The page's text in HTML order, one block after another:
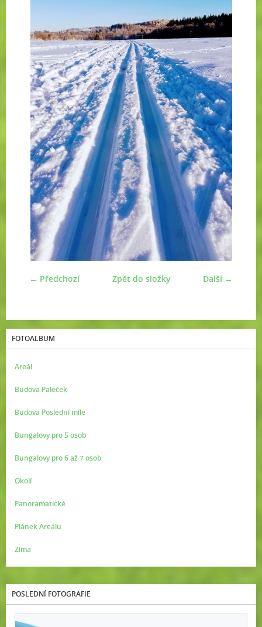
← Předchozí Další →
Zpět do složky
FOTOALBUM
Areál
Budova Paleček
Budova Poslední míle
Bungalovy pro 5 osob
Bungalovy pro 6 až 7 osob
Okolí
Panoramatické
Plánek Areálu
Zima
POSLEDNÍ FOTOGRAFIE